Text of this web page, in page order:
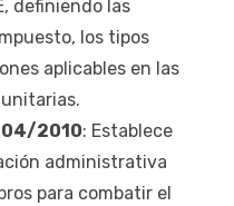
definiendo las
los tipos
aplicables en las
2010: Establece
administrativa
para combatir el